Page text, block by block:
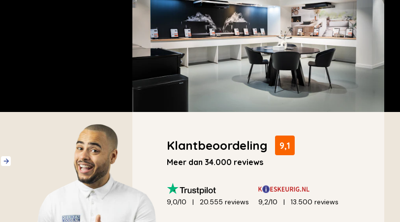
Klantbeoordeling 9,1
Meer dan 34.000 reviews
9,0/10 20.555 reviews 9,2/10 13.500 reviews